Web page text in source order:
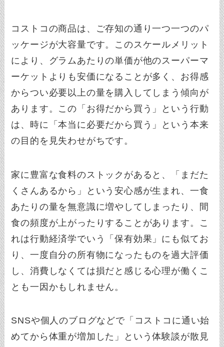
コストコの商品は、ご存知の通り一つ一つのパ
ッケージが大容量です。このスケールメリット
により、グラムあたりの単価が他のスーパーマ
ーケットよりも安価になることが多く、お得感
からつい必要以上の量を購入してしまう傾向が
あります。この「お得だから買う」という行動
は、時に「本当に必要だから買う」という本来
の目的を見失わせがちです。
家に豊富な食料のストックがあると、「まだた
くさんあるから」という安心感が生まれ、一食
あたりの量を無意識に増やしてしまったり、間
食の頻度が上がったりすることがあります。こ
れは行動経済学でいう「保有効果」にも似てお
り、一度自分の所有物になったものを過大評価
し、消費しなくては損だと感じる心理が働くこ
とも一因かもしれません。
SNSや個人のブログなどで「コストコに通い始
めてから体重が増加した」という体験談が散見